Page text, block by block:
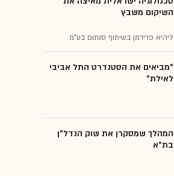
השיקום משבץ
ליהיא פרידמן בשיתוף סנתום בע"מ
"מביאים את הסטנדרט התל אביבי
לאילת"
המהלך שמסקרן את שוק הנדל"ן
בת"א